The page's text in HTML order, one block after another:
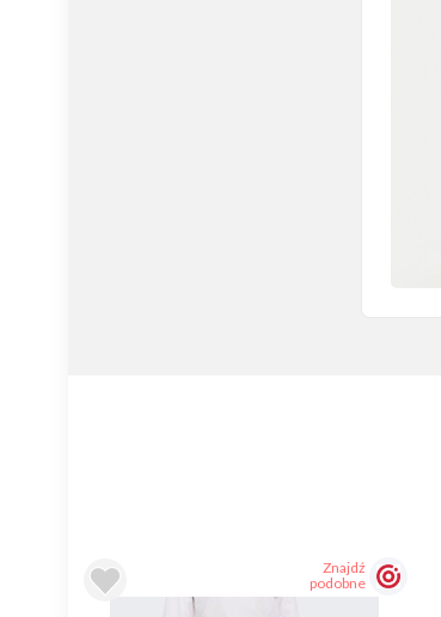
Znajdź
podobne